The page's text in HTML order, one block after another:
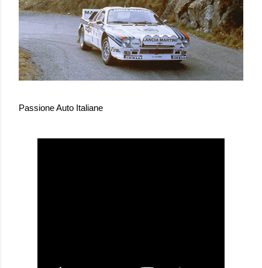
Passione Auto Italiane